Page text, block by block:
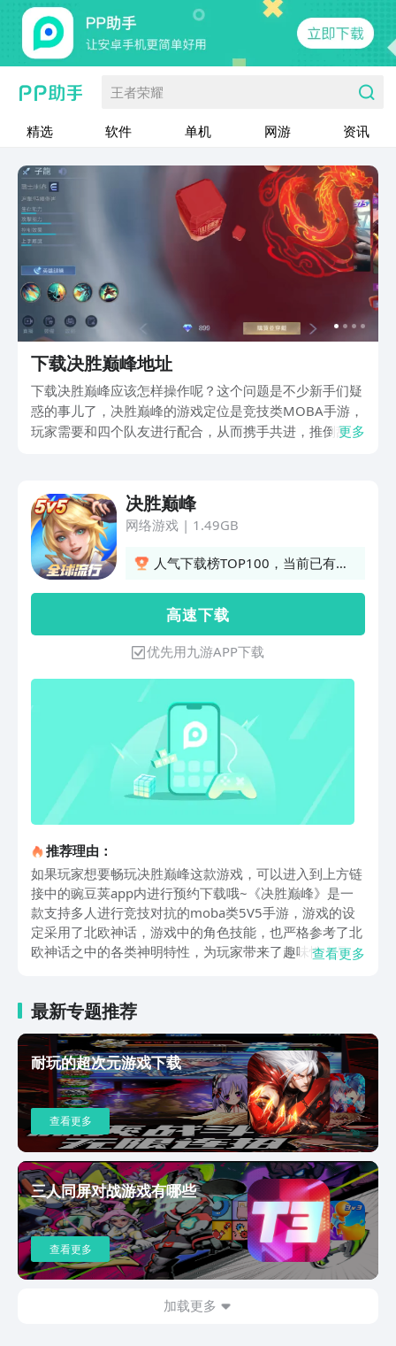
王者荣耀
精选 软件 单机 网游 资讯
下载决胜巅峰地址
下载决胜巅峰应该怎样操作呢？这个问题是不少新手们疑
惑的事儿了，决胜巅峰的游戏定位是竞技类MOBA手游，
玩家需要和四个队友进行配合，从而携手共进，推倒敌人
更多
决胜巅峰
网络游戏| 1.49GB
人气下载榜TOP100，当前已有
高 速 下 载
优先用九游APP下载
推荐理由：
如果玩家想要畅玩决胜巅峰这款游戏，可以进入到上方链
接中的豌豆荚app内进行预约下载哦~《决胜巅峰》是一
款支持多人进行竞技对抗的moba类5V5手游，游戏的设
定采用了北欧神话，游戏中的角色技能，也严格参考了北
欧神话之中的各类神明特性，为玩家带来了趣味性十足的
敌人有任何的战斗结果，游戏中的兵线强度则会被增加，
防御塔的血量会逐渐降低。游戏中的角色定位总共有四
个，它们分别是法师、射手、战士、坦克，这几类角色都
有不同的线路定位，玩家需要对角色进行合理的路线划
分，部分并不适用于线上的角色，可以派遣进入野区，作
为游走型英雄对其他的队友进行支援。游戏内也有符文系
统的设定，玩家需要完成赛局任务，从而来获得符文点
数，当玩家的符文点数达到最高时，基础攻击数值也会随
之提升，建议前期的新手玩家，率先提升自己的符文等
级，随后再将自己的英雄池扩大，从而增加自己更多的战
斗选择机会。以上内容就是本次小编给大家带来的下载决
胜巅峰操作攻略的全部咯，在游戏当中，玩家不只需要关
注兵线的推进以及个野怪的刷新时间，更需要在小地图上
时刻的关注队友的情况，保证支援及时，希望看完本期内
容的小伙伴们，可以直接进入到游戏内体验一下哦。
查看更多
最新专题推荐
耐玩的超次元游戏下载
查看更多
三人同屏对战游戏有哪些
查看更多
加载更多